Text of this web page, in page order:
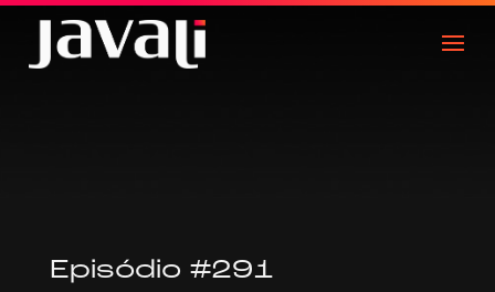
Episódio #291